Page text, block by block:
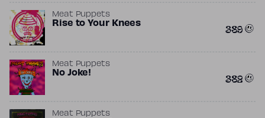
Meat Puppets
Rise to Your Knees 389
Meat Puppets
No Joke! 382
Meat Puppets